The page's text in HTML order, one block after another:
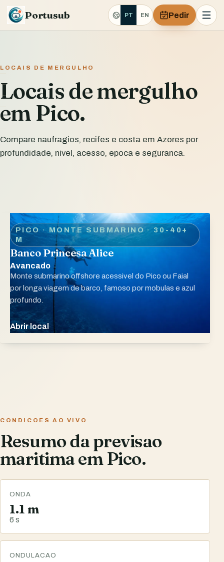
Portusub PT EN Pedir
LOCAIS DE MERGULHO
Locais de mergulho
em Pico.
Compare naufragios, recifes e costa em Azores por
profundidade, nivel, acesso, epoca e seguranca.
PICO · MONTE SUBMARINO· 30-40+
M
Banco Princesa Alice
Avancado
Monte submarino offshore acessivel do Pico ou Faial
por longa viagem de barco, famoso por mobulas e azul
profundo.
Abrir local
CONDICOES AO VIVO
Resumo da previsao
maritima em Pico.
ONDA
1.1 m
6 s
ONDULACAO